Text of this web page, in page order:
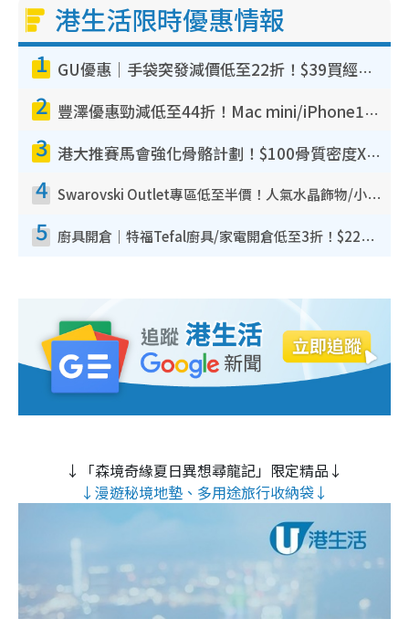
港生活限時優惠情報
1 GU優惠｜手袋突發減價低至22折！$39買經典波士頓包/餃子袋！飾物同步減價$29起！
2 豐澤優惠勁減低至44折！Mac mini/iPhone17Pro大減價！廚房家電$220起
3 港大推賽馬會強化骨骼計劃！$100骨質密度X光檢查 完成免費運動訓練送超市禮券！附參加資格
4 Swarovski Outlet專區低至半價！人氣水晶飾物/小擺設$138起！迪士尼款/水晶高跟鞋都有平
5 廚具開倉｜特福Tefal廚具/家電開倉低至3折！$220起買平底鍋/炒鑊/湯煲！電飯煲/吸塵機/燙斗$418起
↓「森境奇緣夏日異想尋龍記」限定精品↓
↓漫遊秘境地墊、多用途旅行收納袋↓